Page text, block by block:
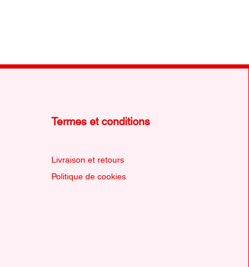
Termes et conditions
Livraison et retours
Politique de cookies